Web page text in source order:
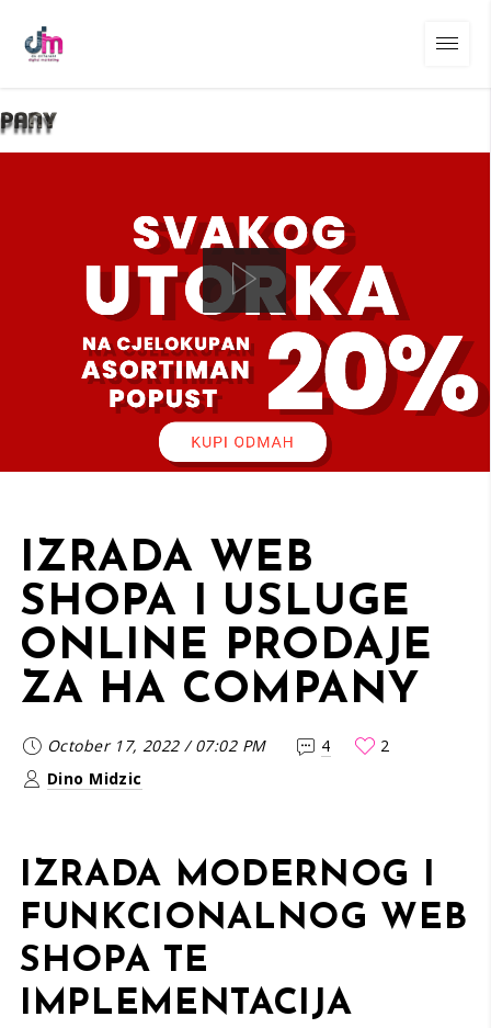
IZRADA WEB
SHOPA I USLUGE
ONLINE PRODAJE
ZA HA COMPANY
October 17, 2022/07:02 PM 4
2
Dino Midzic
IZRADA MODERNOG I
FUNKCIONALNOG WEB
SHOPA TE
IMPLEMENTACIJA